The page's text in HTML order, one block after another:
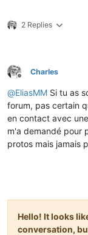
2 Replies
Offline
Charles
@EliasMM Si tu as
forum, pas certain
en contact avec
m'a demandé pour
protos mais jamais
Hello! It looks
conversation,